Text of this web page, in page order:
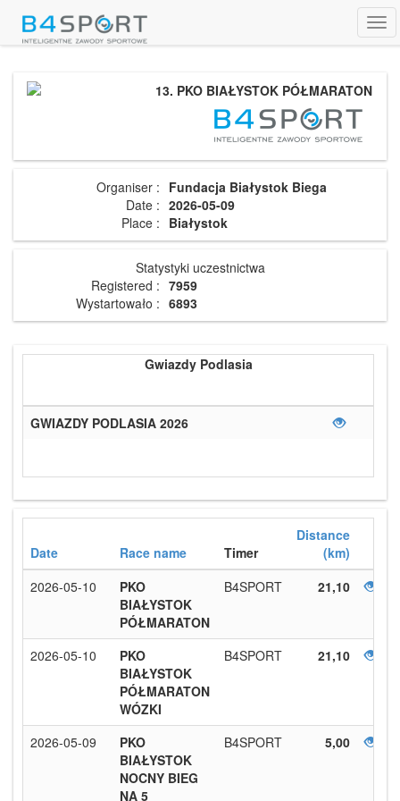
13. PKO BIAŁYSTOK PÓŁMARATON
Organiser : Fundacja Białystok Biega
Date : 2026-05-09
Place : Białystok
Statystyki uczestnictwa
Registered : 7959
Wystartowało : 6893
Gwiazdy Podlasia
GWIAZDY PODLASIA 2026
Date Race name Timer
Distance
(km)
2026-05-10
PKO
BIAŁYSTOK
PÓŁMARATON
B4SPORT 21,10
2026-05-10
PKO
BIAŁYSTOK
PÓŁMARATON
WÓZKI
B4SPORT 21,10
2026-05-09
PKO
BIAŁYSTOK
NOCNY BIEG
NA 5
B4SPORT 5,00